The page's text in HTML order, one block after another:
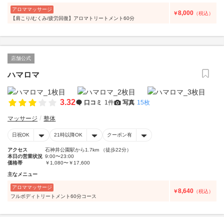
アロママッサージ
【肩こり/むくみ/疲労回復】アロマトリートメント60分
￥8,000 （税込）
店舗公式
ハマロマ
3.32 口コミ 1件 写真 15枚
マッサージ 整体
日祝OK 21時以降OK クーポン有
アクセス
石神井公園駅から1.7km （徒歩22分）
本日の営業状況 9:00〜23:00
価格帯
￥1,080〜￥17,600
主なメニュー
アロママッサージ
フルボディトリートメント60分コース
￥8,640 （税込）